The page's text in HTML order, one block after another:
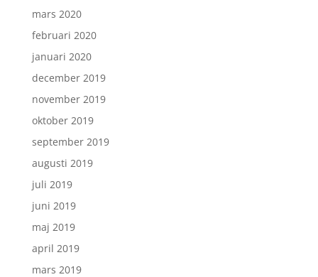
mars 2020
februari 2020
januari 2020
december 2019
november 2019
oktober 2019
september 2019
augusti 2019
juli 2019
juni 2019
maj 2019
april 2019
mars 2019